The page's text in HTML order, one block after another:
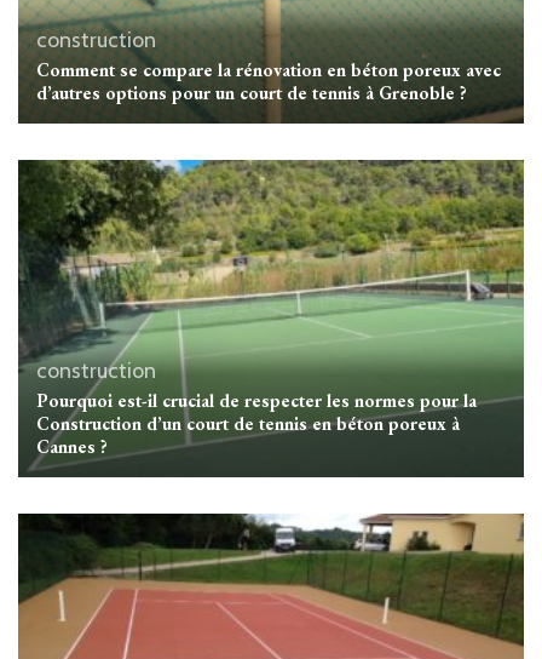
construction
Comment se compare la rénovation en béton poreux avec
d’autres options pour un court de tennis à Grenoble ?
construction
Pourquoi est-il crucial de respecter les normes pour la
Construction d’un court de tennis en béton poreux à
Cannes ?